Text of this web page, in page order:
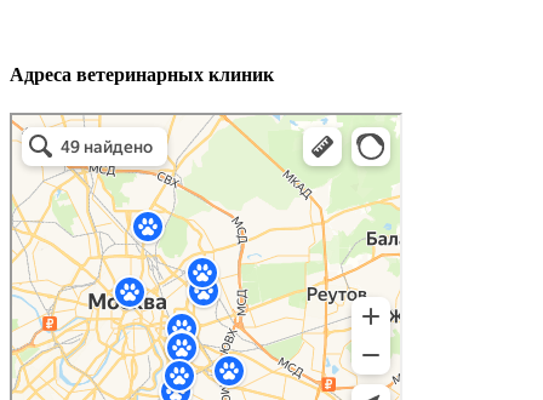
Адреса ветеринарных клиник